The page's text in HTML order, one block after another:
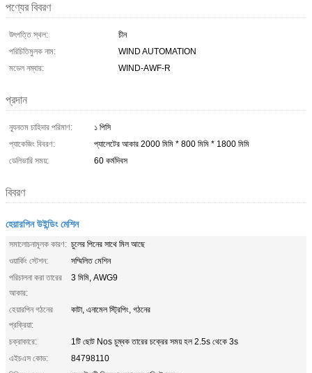
পণ্যের বিবরণ
উৎপত্তি স্থল:
চীন
পরিচিতিমুলক নাম:
WIND AUTOMATION
মডেল নম্বার:
WIND-AWF-R
প্রদান
ন্যূনতম চাহিদার পরিমাণ:
১ পিসি
প্যাকেজিং বিবরণ:
প্যালেটের আকার 2000 মিমি * 800 মিমি * 1800 মিমি
ডেলিভারি সময়:
60 কর্মদিবস
বিবরণ
হেয়ারপিন উইন্ডিং মেশিন
সমালোচনামূলক কারণ: চুলের পিনের সাথে মিল আছে
ওয়ার্কিং স্টেশন:
সম্মিলিত মেশিন
পরিচালনা করা তারের
আকার:
3 মিমি, AWG9
হেয়ারপিন গঠনের
প্রক্রিয়া:
কাটা, এনামেল স্ট্রিপিং, গঠনের
চক্রাকারে:
1টি ছোট Nos চুম্বক তারের চক্রের সময় হল 2.5s থেকে 3s
এইচএস কোড:
84798110